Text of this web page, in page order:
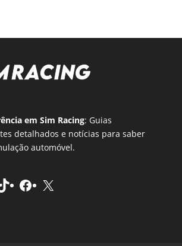
em Sim Racing: Guias
detalhados e notícias para saber
automóvel.
Facebook
X